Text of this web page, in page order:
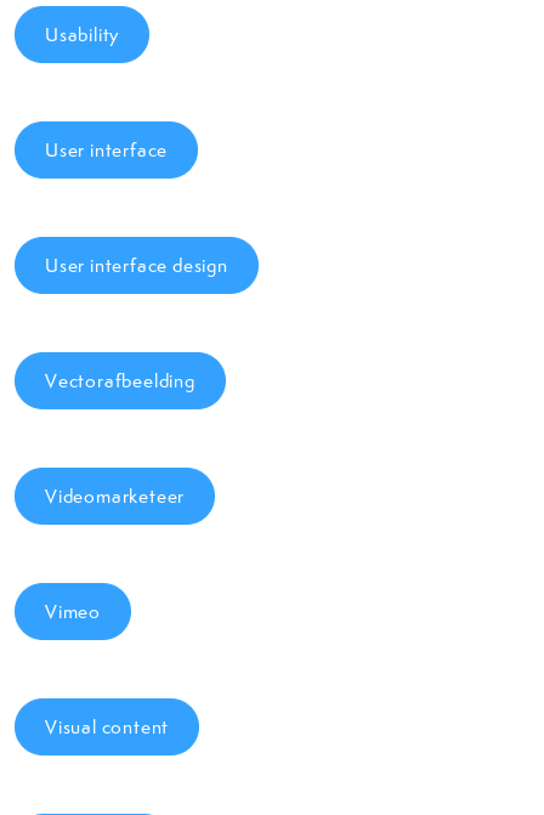
Usability
User interface
User interface design
Vectorafbeelding
Videomarketeer
Vimeo
Visual content